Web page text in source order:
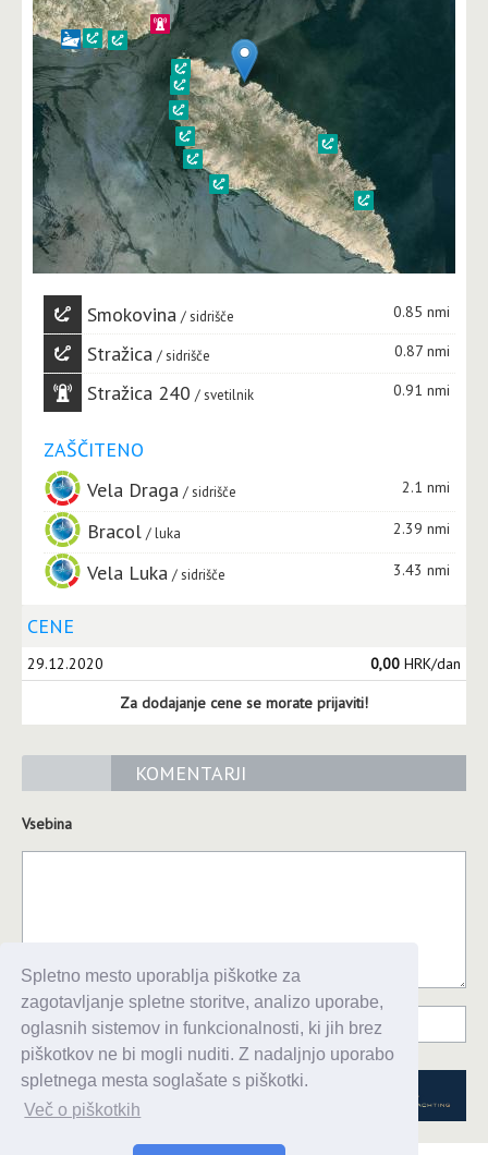
Spletno mesto uporablja piškotke za
zagotavljanje spletne storitve, analizo uporabe,
oglasnih sistemov in funkcionalnosti, ki jih brez
piškotkov ne bi mogli nuditi. Z nadaljnjo uporabo
spletnega mesta soglašate s piškotki.
Več o piškotkih
Smokovina sidrišče 0.85 nmi
Stražica sidrišče 0.87 nmi
Stražica 240 svetilnik 0.91 nmi
ZAŠČITENO
Vela Draga
sidrišče 2.1 nmi
Bracol luka 2.39 nmi
Vela Luka sidrišče 3.43 nmi
CENE
29.12.2020 0,00 HRK/dan
Za dodajanje cene se morate prijaviti!
KOMENTARJI
Vsebina